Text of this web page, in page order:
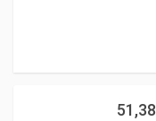
51,38